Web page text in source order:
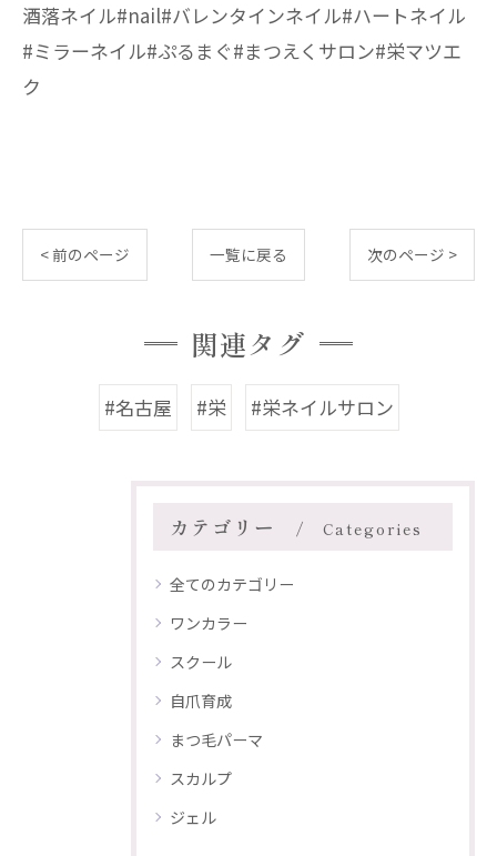
酒落ネイル#nail#バレンタインネイル#ハートネイル
#ミラーネイル#ぷるまぐ#まつえくサロン#栄マツエ
ク
< 前のページ 一覧に戻る 次のページ >
関連タグ
#名古屋 #栄 #栄ネイルサロン
カテゴリー Categories
全てのカテゴリー
ワンカラー
スクール
自爪育成
まつ毛パーマ
スカルプ
ジェル